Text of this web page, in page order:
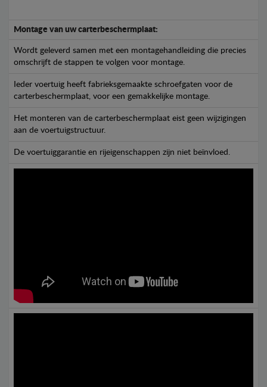
Montage van uw carterbeschermplaat:
Wordt geleverd samen met een montagehandleiding die precies
omschrijft de stappen te volgen voor montage.
Ieder voertuig heeft fabrieksgemaakte schroefgaten voor de
carterbeschermplaat, voor een gemakkelijke montage.
Het monteren van de carterbeschermplaat eist geen wijzigingen
aan de voertuigstructuur.
De voertuiggarantie en rijeigenschappen zijn niet beïnvloed.